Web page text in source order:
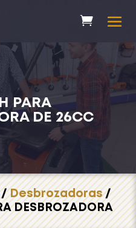
PARA
DE 26CC
Desbrozadoras/
DESBROZADORA